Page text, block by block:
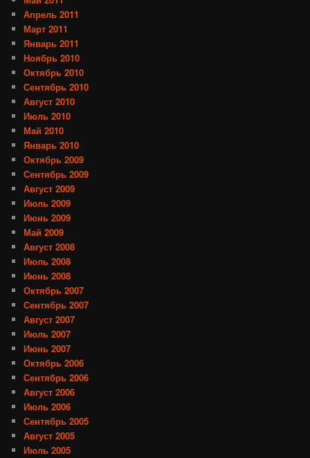
Апрель 2011
Март 2011
Январь 2011
Ноябрь 2010
Октябрь 2010
Сентябрь 2010
Август 2010
Июль 2010
Май 2010
Январь 2010
Октябрь 2009
Сентябрь 2009
Август 2009
Июль 2009
Июнь 2009
Май 2009
Август 2008
Июль 2008
Июнь 2008
Октябрь 2007
Сентябрь 2007
Август 2007
Июль 2007
Июнь 2007
Октябрь 2006
Сентябрь 2006
Август 2006
Июль 2006
Сентябрь 2005
Август 2005
Июль 2005